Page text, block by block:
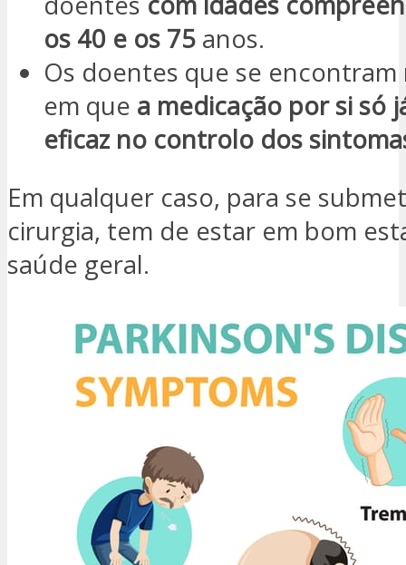
os 40 e os 75 anos.
Os doentes que se encontram
em que a medicação por si só
eficaz no controlo dos
Em qualquer caso, para se
cirurgia, tem de estar em bom
saúde geral.